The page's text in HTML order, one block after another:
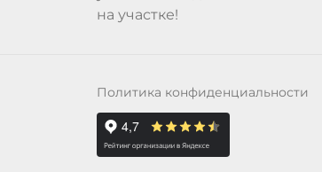
на участке!
Политика конфиденциальности